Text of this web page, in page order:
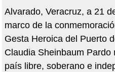
Alvarado, Veracruz, a 21
marco de la
Gesta Heroica del Puerto
Claudia Sheinbaum
país libre, soberano e